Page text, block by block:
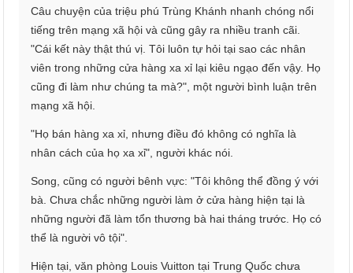
Câu chuyện của triệu phú Trùng Khánh nhanh chóng nổi
tiếng trên mạng xã hội và cũng gây ra nhiều tranh cãi.
"Cái kết này thật thú vị. Tôi luôn tự hỏi tại sao các nhân
viên trong những cửa hàng xa xỉ lại kiêu ngạo đến vậy. Họ
cũng đi làm như chúng ta mà?", một người bình luận trên
mạng xã hội.
"Họ bán hàng xa xỉ, nhưng điều đó không có nghĩa là
nhân cách của họ xa xỉ", người khác nói.
Song, cũng có người bênh vực: "Tôi không thể đồng ý với
bà. Chưa chắc những người làm ở cửa hàng hiện tại là
những người đã làm tổn thương bà hai tháng trước. Họ có
thể là người vô tội".
Hiện tại, văn phòng Louis Vuitton tại Trung Quốc chưa